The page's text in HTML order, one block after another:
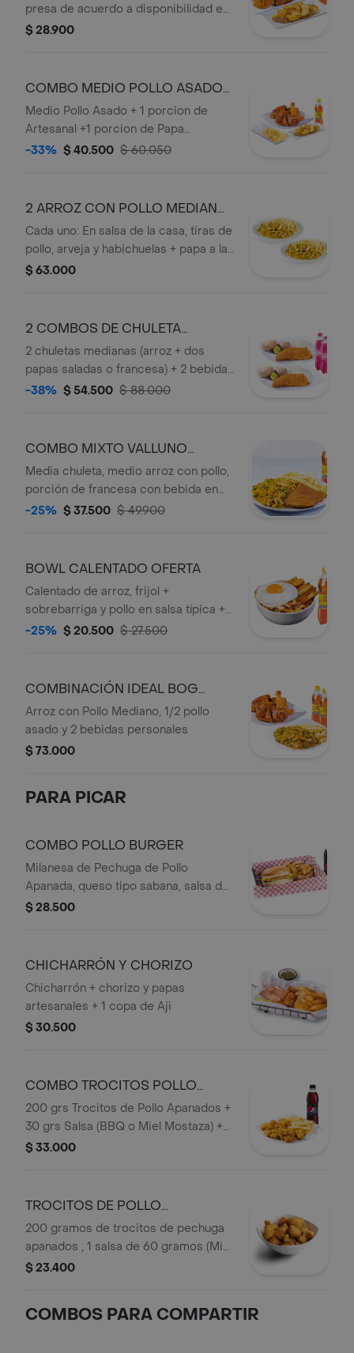
presa de acuerdo a disponibilidad en
punto de venta),1 Acompañamiento
$ 28.900
COMBO MEDIO POLLO ASADO
OFERTA
Medio Pollo Asado + 1 porcion de
Artesanal +1 porcion de Papa
Francesa + 1 Bebida Personal.
-33% $ 40.500 $ 60.050
2 ARROZ CON POLLO MEDIANO
OFERTA
Cada uno: En salsa de la casa, tiras de
pollo, arveja y habichuelas + papa a la
francesa.
$ 63.000
2 COMBOS DE CHULETA
MEDIANA OFERTA
2 chuletas medianas (arroz + dos
papas saladas o francesa) + 2 bebidas
personales.
-38% $ 54.500 $ 88.000
COMBO MIXTO VALLUNO
OFERTA
Media chuleta, medio arroz con pollo,
porción de francesa con bebida en
botella.
-25% $ 37.500 $ 49.900
BOWL CALENTADO OFERTA
Calentado de arroz, frijol +
sobrebarriga y pollo en salsa típica +
papa artesanal + huevo frito + bebida
-25% $ 20.500 $ 27.500
COMBINACIÓN IDEAL BOG
OFERTA
Arroz con Pollo Mediano, 1/2 pollo
asado y 2 bebidas personales
$ 73.000
PARA PICAR
COMBO POLLO BURGER
Milanesa de Pechuga de Pollo
Apanada, queso tipo sabana, salsa de
la casa en Pan de Papa, acompañado
$ 28.500
CHICHARRÓN Y CHORIZO
Chicharrón + chorizo y papas
artesanales + 1 copa de Aji
$ 30.500
COMBO TROCITOS POLLO
APANADOS
200 grs Trocitos de Pollo Apanados +
30 grs Salsa (BBQ o Miel Mostaza) +
Francesa o Papa Artesanal+ Bebida
$ 33.000
TROCITOS DE POLLO
APANADOS
200 gramos de trocitos de pechuga
apanados , 1 salsa de 60 gramos (Miel
mostaza o BBQ).
$ 23.400
COMBOS PARA COMPARTIR